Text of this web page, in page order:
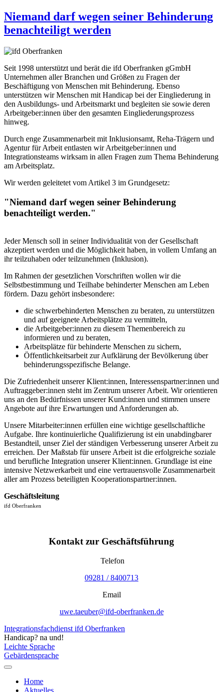
Niemand darf wegen seiner Behinderung
benachteiligt werden
Seit 1998 unterstützt und berät die ifd Oberfranken gGmbH
Unternehmen aller Branchen und Größen zu Fragen der
Beschäftigung von Menschen mit Behinderung. Ebenso
unterstützen wir Menschen mit Handicap bei der Eingliederung in
den Ausbildungs- und Arbeitsmarkt und begleiten sie sowie deren
Arbeitgeber:innen über den gesamten Eingliederungsprozess
hinweg.
Durch enge Zusammenarbeit mit Inklusionsamt, Reha-Trägern und
Agentur für Arbeit entlasten wir Arbeitgeber:innen und
Integrationsteams wirksam in allen Fragen zum Thema Behinderung
am Arbeitsplatz.
Wir werden geleitetet vom Artikel 3 im Grundgesetz:
"Niemand darf wegen seiner Behinderung
benachteiligt werden."
Jeder Mensch soll in seiner Individualität von der Gesellschaft
akzeptiert werden und die Möglichkeit haben, in vollem Umfang an
ihr teilzuhaben oder teilzunehmen (Inklusion).
Im Rahmen der gesetzlichen Vorschriften wollen wir die
Selbstbestimmung und Teilhabe behinderter Menschen am Leben
fördern. Dazu gehört insbesondere:
die schwerbehinderten Menschen zu beraten, zu unterstützen
und auf geeignete Arbeitsplätze zu vermitteln,
die Arbeitgeber:innen zu diesem Themenbereich zu
informieren und zu beraten,
Arbeitsplätze für behinderte Menschen zu sichern,
Öffentlichkeitsarbeit zur Aufklärung der Bevölkerung über
behinderungsspezifische Belange.
Die Zufriedenheit unserer Klient:innen, Interessenspartner:innen und
Auftraggeber:innen steht im Zentrum unserer Arbeit. Wir orientieren
uns an den Bedürfnissen unserer Kund:innen und stimmen unsere
Angebote auf ihre Erwartungen und Anforderungen ab.
Unsere Mitarbeiter:innen erfüllen eine wichtige gesellschaftliche
Aufgabe. Ihre kontinuierliche Qualifizierung ist ein unabdingbarer
Bestandteil, unser Ziel der ständigen Verbesserung unserer Arbeit zu
erreichen. Der Maßstab für unsere Arbeit ist die erfolgreiche soziale
und berufliche Integration unserer Klient:innen. Grundlage ist eine
intensive Netzwerkarbeit und eine vertrauensvolle Zusammenarbeit
aller am Prozess beteiligten Kooperationspartner:innen.
Geschäftsleitung
ifd Oberfranken
Kontakt zur Geschäftsführung
Telefon
09281 / 8400713
Email
uwe.taeuber@ifd-oberfranken.de
Integrationsfachdienst ifd Oberfranken
Handicap? na und!
Leichte Sprache
Gebärdensprache
Home
Aktuelles